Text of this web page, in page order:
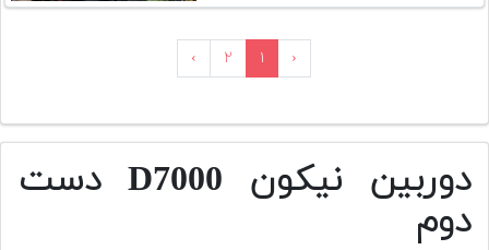
‹ ۱ ۲ ›
دوربین نیکون D7000 دست
دوم